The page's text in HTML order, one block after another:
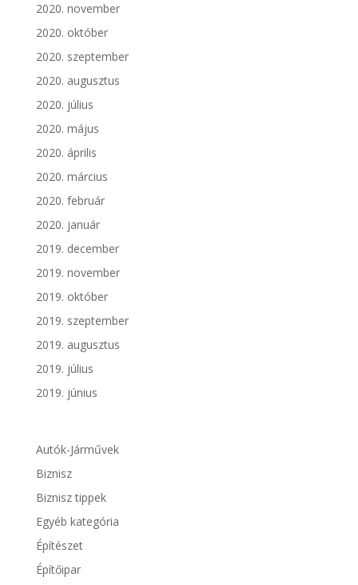
2020. november
2020. október
2020. szeptember
2020. augusztus
2020. július
2020. május
2020. április
2020. március
2020. február
2020. január
2019. december
2019. november
2019. október
2019. szeptember
2019. augusztus
2019. július
2019. június
Autók-Járművek
Biznisz
Biznisz tippek
Egyéb kategória
Építészet
Építőipar